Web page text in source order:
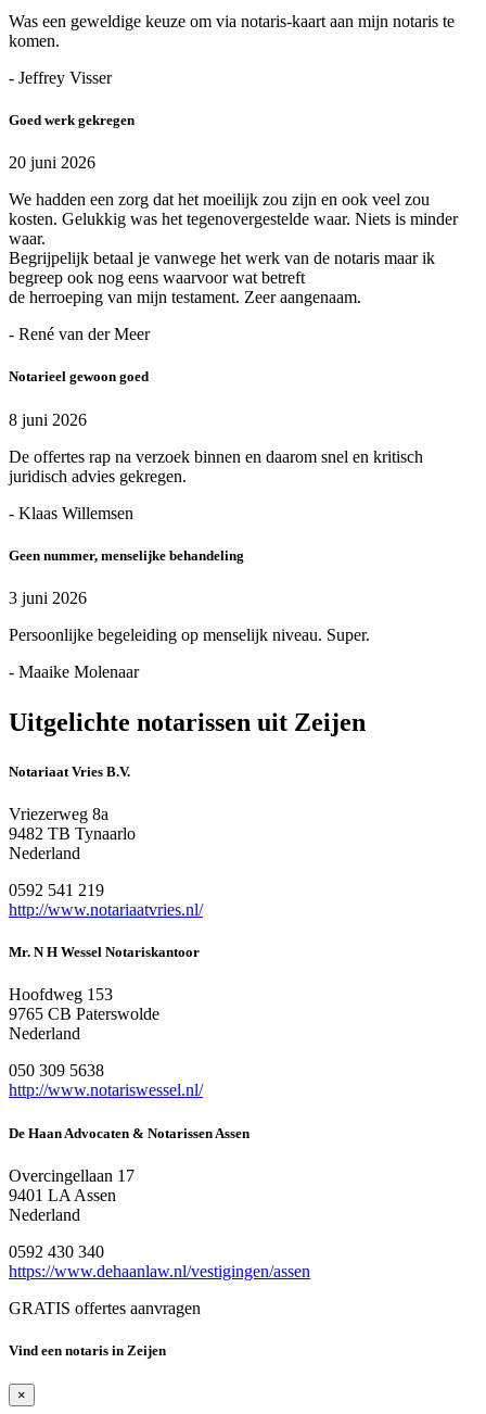
Was een geweldige keuze om via notaris-kaart aan mijn notaris te
komen.
- Jeffrey Visser
Goed werk gekregen
20 juni 2026
We hadden een zorg dat het moeilijk zou zijn en ook veel zou
kosten. Gelukkig was het tegenovergestelde waar. Niets is minder
waar.
Begrijpelijk betaal je vanwege het werk van de notaris maar ik
begreep ook nog eens waarvoor wat betreft
de herroeping van mijn testament. Zeer aangenaam.
- René van der Meer
Notarieel gewoon goed
8 juni 2026
De offertes rap na verzoek binnen en daarom snel en kritisch
juridisch advies gekregen.
- Klaas Willemsen
Geen nummer, menselijke behandeling
3 juni 2026
Persoonlijke begeleiding op menselijk niveau. Super.
- Maaike Molenaar
Uitgelichte notarissen uit Zeijen
Notariaat Vries B.V.
Vriezerweg 8a
9482 TB Tynaarlo
Nederland
0592 541 219
http://www.notariaatvries.nl/
Mr. N H Wessel Notariskantoor
Hoofdweg 153
9765 CB Paterswolde
Nederland
050 309 5638
http://www.notariswessel.nl/
De Haan Advocaten & Notarissen Assen
Overcingellaan 17
9401 LA Assen
Nederland
0592 430 340
https://www.dehaanlaw.nl/vestigingen/assen
GRATIS offertes aanvragen
Vind een notaris in Zeijen
×